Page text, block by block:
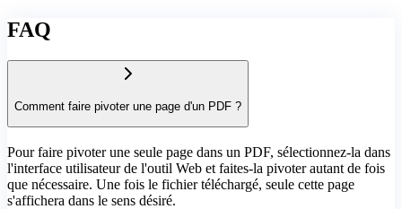
FAQ
Comment faire pivoter une page d'un PDF ?
Pour faire pivoter une seule page dans un PDF, sélectionnez-la dans
l'interface utilisateur de l'outil Web et faites-la pivoter autant de fois
que nécessaire. Une fois le fichier téléchargé, seule cette page
s'affichera dans le sens désiré.